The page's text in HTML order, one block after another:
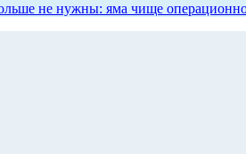
не нужны: яма чище